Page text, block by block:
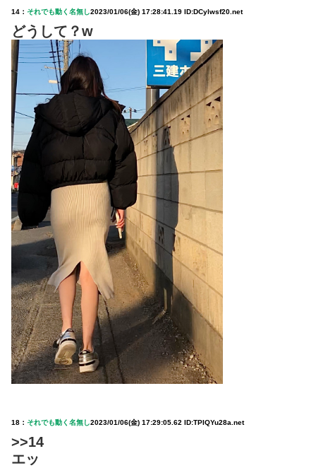
14： それでも動く名無し2023/01/06(金) 17:28:41.19 ID:DCylwsf20.net
どうして？w
18： それでも動く名無し2023/01/06(金) 17:29:05.62 ID:TPIQYu28a.net
>>14
エッ